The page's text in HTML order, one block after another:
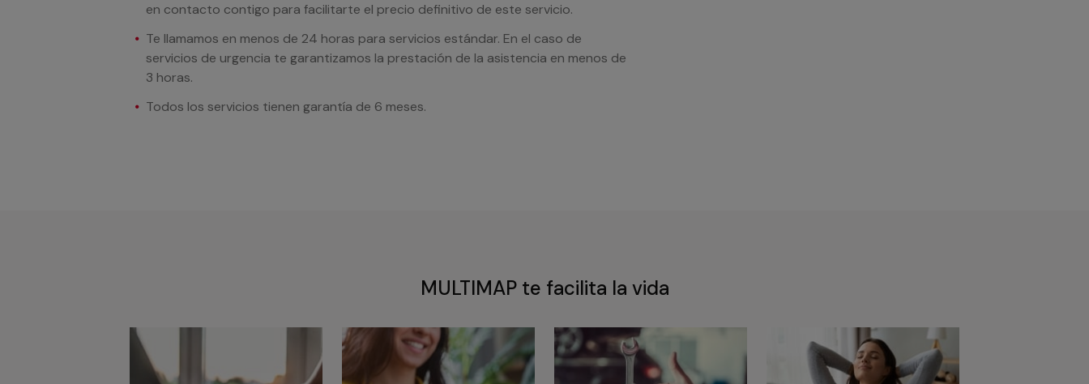
en contacto contigo para facilitarte el precio definitivo de este servicio.
Te llamamos en menos de 24 horas para servicios estándar. En el caso de
servicios de urgencia te garantizamos la prestación de la asistencia en menos de
3 horas.
Todos los servicios tienen garantía de 6 meses.
MULTIMAP te facilita la vida